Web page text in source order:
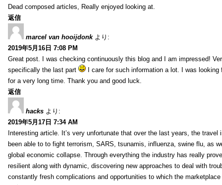
Dead composed articles, Really enjoyed looking at.
返信
marcel van hooijdonk より:
2019年5月16日 7:08 PM
Great post. I was checking continuously this blog and I am impressed!
specifically the last part
I care for such information a lot. I was looking
for a very long time. Thank you and good luck.
返信
hacks より:
2019年5月17日 7:34 AM
Interesting article. It’s very unfortunate that over the last years, the travel
been able to to fight terrorism, SARS, tsunamis, influenza, swine flu, as
global economic collapse. Through everything the industry has really
resilient along with dynamic, discovering new approaches to deal with
constantly fresh complications and opportunities to which the